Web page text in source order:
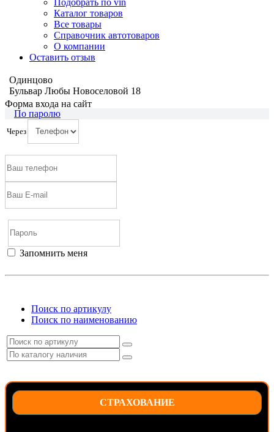
Каталог товаров
Все товары
Справочник автотоваров
О компании
Оставить отзыв
Одинцово
Бульвар Любы Новоселовой 18
Форма входа на сайт
По паролю
Через
Запомнить меня
Поиск по артикулу
Поиск по наименованию
СТРАХОВАНИЕ